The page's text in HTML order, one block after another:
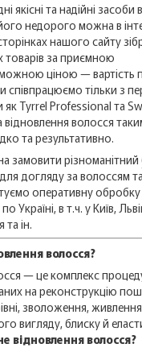
якісні та надійні засоби
недорого можна в
нашого сайту
товарів за приємною
ціною — вартість
співпрацюємо тільки з
Tyrrel Professional та
відновлення волосся
та результативно.
замовити різноманітний
догляду за волоссям та
оперативну
Україні, в т.ч. у Київ,
та ін.
волосся?
— це комплекс
на реконструкцію
зволоження,
вигляду, блиску й
відновлення волосся?